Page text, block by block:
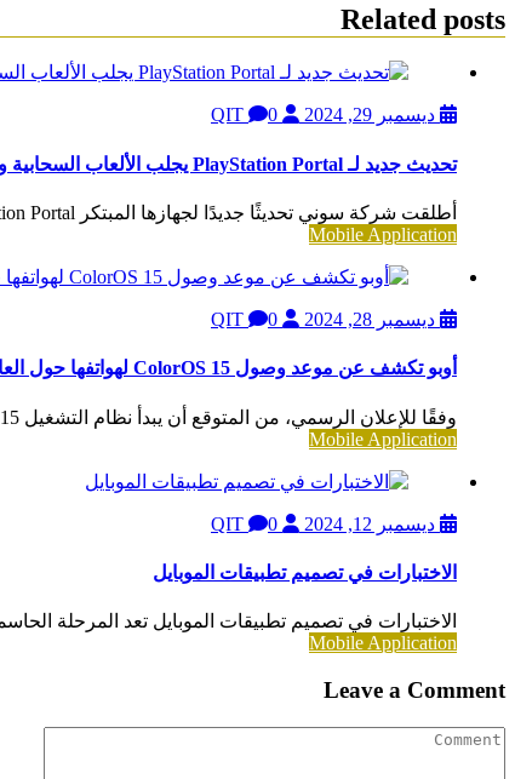
Related posts
ديسمبر 29, 2024 0
تحديث جديد لـ PlayStation Portal يجلب الألعاب السحابية وتحسينات صوتية
أطلقت شركة سوني تحديثًا جديدًا لجهازها المبتكر PlayStation Portal، مستهدفة تعزيز تجربة المستخدمين من خلال إضافة...
Mobile Application
ديسمبر 28, 2024 0
أوبو تكشف عن موعد وصول ColorOS 15 لهواتفها حول العالم
وفقًا للإعلان الرسمي، من المتوقع أن يبدأ نظام التشغيل ColorOS 15 في الوصول إلى هواتف أوبو...
Mobile Application
ديسمبر 12, 2024 0
الاختبارات في تصميم تطبيقات الموبايل
الاختبارات في تصميم تطبيقات الموبايل تعد المرحلة
Mobile Application
Leave a Comment